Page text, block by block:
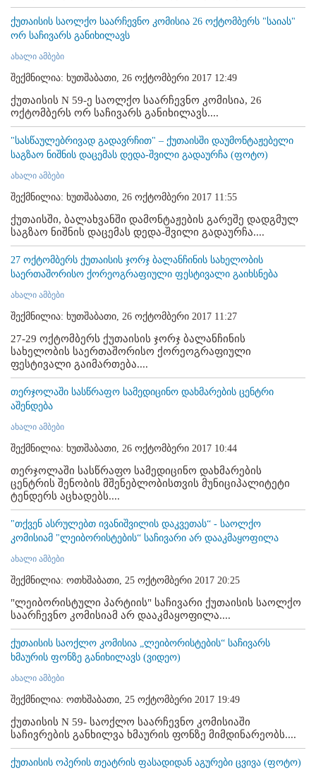
ქუთაისის საოლქო საარჩევნო კომისია 26 ოქტომბერს "საიას"
ორ საჩივარს განიხილავს
ახალი ამბები
შექმნილია: ხუთშაბათი, 26 ოქტომბერი 2017 12:49
ქუთაისის N 59-ე საოლქო საარჩევნო კომისია, 26
ოქტომბერს ორ საჩივარს განიხილავს....
"სასწაულებრივად გადავრჩით" – ქუთაისში დაუმონტაჟებელი
საგზაო ნიშნის დაცემას დედა-შვილი გადაურჩა (ფოტო)
ახალი ამბები
შექმნილია: ხუთშაბათი, 26 ოქტომბერი 2017 11:55
ქუთაისში, ბალახვანში დამონტაჟების გარეშე დადგმულ
საგზაო ნიშნის დაცემას დედა-შვილი გადაურჩა....
27 ოქტომბერს ქუთაისის ჯორჯ ბალანჩინის სახელობის
საერთაშორისო ქორეოგრაფიული ფესტივალი გაიხსნება
ახალი ამბები
შექმნილია: ხუთშაბათი, 26 ოქტომბერი 2017 11:27
27-29 ოქტომბერს ქუთაისის ჯორჯ ბალანჩინის
სახელობის საერთაშორისო ქორეოგრაფიული
ფესტივალი გაიმართება....
თერჯოლაში სასწრაფო სამედიცინო დახმარების ცენტრი
აშენდება
ახალი ამბები
შექმნილია: ხუთშაბათი, 26 ოქტომბერი 2017 10:44
თერჯოლაში სასწრაფო სამედიცინო დახმარების
ცენტრის შენობის მშენებლობისთვის მუნიციპალიტეტი
ტენდერს აცხადებს....
"თქვენ ასრულებთ ივანიშვილის დაკვეთას“ - საოლქო
კომისიამ "ლეიბორისტების“ საჩივარი არ დააკმაყოფილა
ახალი ამბები
შექმნილია: ოთხშაბათი, 25 ოქტომბერი 2017 20:25
"ლეიბორისტული პარტიის" საჩივარი ქუთაისის საოლქო
საარჩევნო კომისიამ არ დააკმაყოფილა....
ქუთაისის საოქლო კომისია „ლეიბორისტების“ საჩივარს
ხმაურის ფონზე განიხილავს (ვიდეო)
ახალი ამბები
შექმნილია: ოთხშაბათი, 25 ოქტომბერი 2017 19:49
ქუთაისის N 59- საოქლო საარჩევნო კომისიაში
საჩივრების განხილვა ხმაურის ფონზე მიმდინარეობს....
ქუთაისის ოპერის თეატრის ფასადიდან აგურები ცვივა (ფოტო)